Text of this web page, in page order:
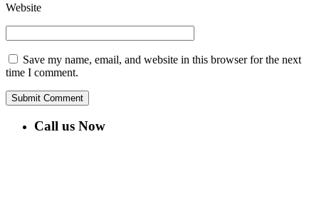
Website
Save my name, email, and website in this browser for the next
time I comment.
Call us Now